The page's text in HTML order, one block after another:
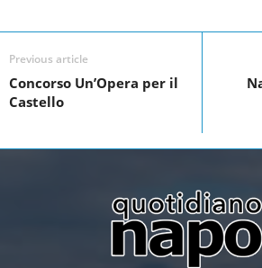
e
b
o
k
t
t
e
k
e
d
n
r
Previous article
Concorso Un’Opera per il
Castello